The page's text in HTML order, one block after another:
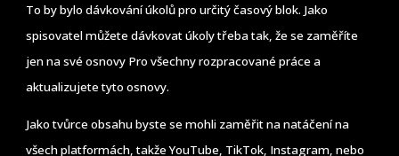
To by bylo dávkování úkolů pro určitý časový blok. Jako
spisovatel můžete dávkovat úkoly třeba tak, že se zaměříte
jen na své osnovy Pro všechny rozpracované práce a
aktualizujete tyto osnovy.
Jako tvůrce obsahu byste se mohli zaměřit na natáčení na
všech platformách, takže YouTube, TikTok, Instagram, nebo